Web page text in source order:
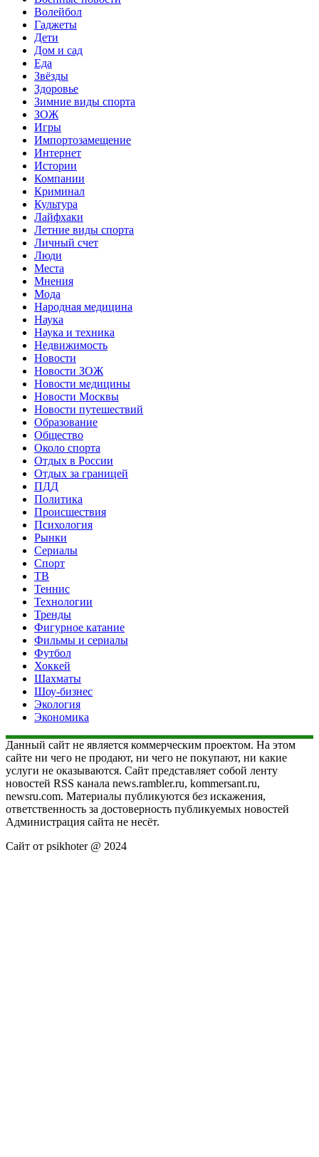
Волейбол
Гаджеты
Дети
Дом и сад
Еда
Звёзды
Здоровье
Зимние виды спорта
ЗОЖ
Игры
Импортозамещение
Интернет
Истории
Компании
Криминал
Культура
Лайфхаки
Летние виды спорта
Личный счет
Люди
Места
Мнения
Мода
Народная медицина
Наука
Наука и техника
Недвижимость
Новости
Новости ЗОЖ
Новости медицины
Новости Москвы
Новости путешествий
Образование
Общество
Около спорта
Отдых в России
Отдых за границей
ПДД
Политика
Происшествия
Психология
Рынки
Сериалы
Спорт
ТВ
Теннис
Технологии
Тренды
Фигурное катание
Фильмы и сериалы
Футбол
Хоккей
Шахматы
Шоу-бизнес
Экология
Экономика
Данный сайт не является коммерческим проектом. На этом
сайте ни чего не продают, ни чего не покупают, ни какие
услуги не оказываются. Сайт представляет собой ленту
новостей RSS канала news.rambler.ru, kommersant.ru,
newsru.com. Материалы публикуются без искажения,
ответственность за достоверность публикуемых новостей
Администрация сайта не несёт.
Сайт от psikhoter @ 2024